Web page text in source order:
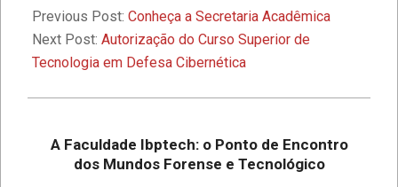
08-
03
Previous Post: Conheça a Secretaria Acadêmica
Next Post: Autorização do Curso Superior de
Tecnologia em Defesa Cibernética
A Faculdade Ibptech: o Ponto de Encontro
dos Mundos Forense e Tecnológico
A Faculdade Ibptech: o Ponto de
Encontro dos Mundos Forense e
Tecnológico
Cibernética para ingresso com
vestibular, Enem ou 2a. graduação na
Faculdade IBPTECH Lança Projeto